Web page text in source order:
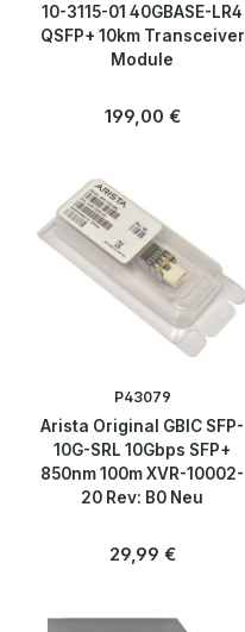
10-3115-01 40GBASE-LR4
QSFP+ 10km Transceiver
Module
Regulärer Preis:
199,00 €
P43079
Arista Original GBIC SFP-
10G-SRL 10Gbps SFP+
850nm 100m XVR-10002-
20 Rev: B0 Neu
Regulärer Preis:
29,99 €